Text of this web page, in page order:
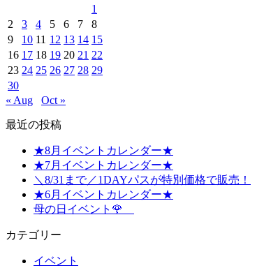
1
2
3 4 5 6 7
8
9
10 11 12 13 14 15
16 17 18 19 20 21 22
23 24 25 26 27 28 29
30
« Aug
Oct »
最近の投稿
★8月イベントカレンダー★
★7月イベントカレンダー★
＼8/31まで／1DAYパスが特別価格で販売！
★6月イベントカレンダー★
母の日イベント🌹
カテゴリー
イベント